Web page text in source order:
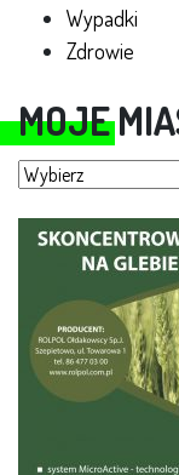
Wypadki
Zdrowie
MOJE
Moje miasto